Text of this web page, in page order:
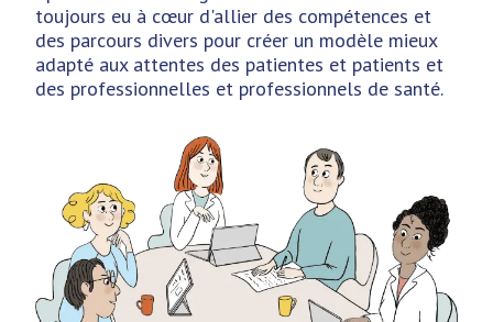
toujours eu à cœur d'allier des compétences et
des parcours divers pour créer un modèle mieux
adapté aux attentes des patientes et patients et
des professionnelles et professionnels de santé.